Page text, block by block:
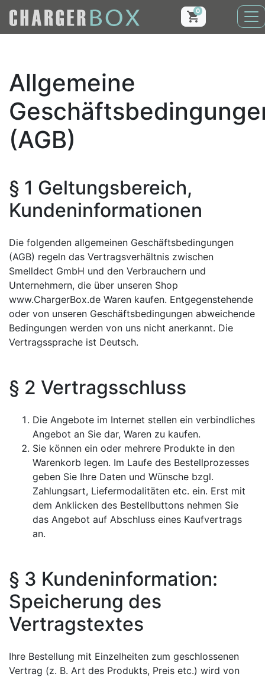
0
Allgemeine
(AGB)
§ 1 Geltungsbereich,
Kundeninformationen
Die folgenden allgemeinen Geschäftsbedingungen
(AGB) regeln das Vertragsverhältnis zwischen
Smelldect GmbH und den Verbrauchern und
Unternehmern, die über unseren Shop
www.ChargerBox.de Waren kaufen. Entgegenstehende
oder von unseren Geschäftsbedingungen abweichende
Bedingungen werden von uns nicht anerkannt. Die
Vertragssprache ist Deutsch.
§ 2 Vertragsschluss
Die Angebote im Internet stellen ein verbindliches
Angebot an Sie dar, Waren zu kaufen.
Sie können ein oder mehrere Produkte in den
Warenkorb legen. Im Laufe des Bestellprozesses
geben Sie Ihre Daten und Wünsche bzgl.
Zahlungsart, Liefermodalitäten etc. ein. Erst mit
dem Anklicken des Bestellbuttons nehmen Sie
das Angebot auf Abschluss eines Kaufvertrags
an.
§ 3 Kundeninformation:
Speicherung des
Vertragstextes
Ihre Bestellung mit Einzelheiten zum geschlossenen
Vertrag (z. B. Art des Produkts, Preis etc.) wird von